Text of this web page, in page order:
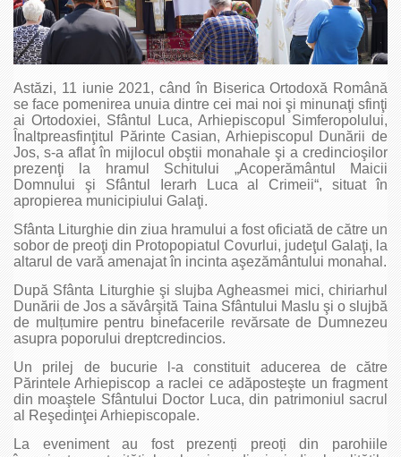
Astăzi, 11 iunie 2021, când în Biserica Ortodoxă Română
se face pomenirea unuia dintre cei mai noi şi minunaţi sfinţi
ai Ortodoxiei, Sfântul Luca, Arhiepiscopul Simferopolului,
Înaltpreasfinţitul Părinte Casian, Arhiepiscopul Dunării de
Jos, s-a aflat în mijlocul obştii monahale şi a credincioşilor
prezenţi la hramul Schitului „Acoperământul Maicii
Domnului şi Sfântul Ierarh Luca al Crimeii“, situat în
apropierea municipiului Galaţi.
Sfânta Liturghie din ziua hramului a fost oficiată de către un
sobor de preoţi din Protopopiatul Covurlui, judeţul Galaţi, la
altarul de vară amenajat în incinta aşezământului monahal.
După Sfânta Liturghie şi slujba Agheasmei mici, chiriarhul
Dunării de Jos a săvârşită Taina Sfântului Maslu şi o slujbă
de mulțumire pentru binefacerile revărsate de Dumnezeu
asupra poporului dreptcredincios.
Un prilej de bucurie l-a constituit aducerea de către
Părintele Arhiepiscop a raclei ce adăposteşte un fragment
din moaştele Sfântului Doctor Luca, din patrimoniul sacrul
al Reşedinţei Arhiepiscopale.
La eveniment au fost prezenți preoți din parohiile